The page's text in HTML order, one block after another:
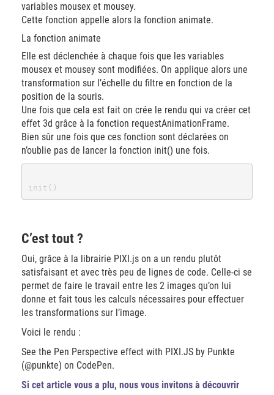
variables mousex et mousey.
Cette fonction appelle alors la fonction animate.
La fonction animate
Elle est déclenchée à chaque fois que les variables
mousex et mousey sont modifiées. On applique alors une
transformation sur l’échelle du filtre en fonction de la
position de la souris.
Une fois que cela est fait on crée le rendu qui va créer cet
effet 3d grâce à la fonction requestAnimationFrame.
Bien sûr une fois que ces fonction sont déclarées on
n’oublie pas de lancer la fonction init() une fois.
C’est tout ?
Oui, grâce à la librairie PIXI.js on a un rendu plutôt
satisfaisant et avec très peu de lignes de code. Celle-ci se
permet de faire le travail entre les 2 images qu’on lui
donne et fait tous les calculs nécessaires pour effectuer
les transformations sur l’image.
Voici le rendu :
See the Pen Perspective effect with PIXI.JS by Punkte
(@punkte) on CodePen.
Si cet article vous a plu, nous vous invitons à découvrir